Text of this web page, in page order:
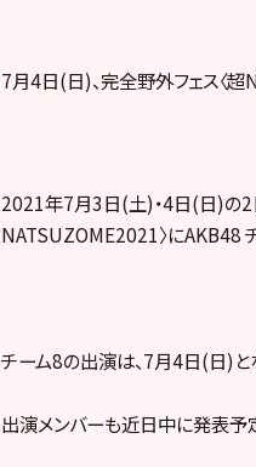
7月4日(日)、完全野外フェス〈
2021年7月3日(土)・4日(日)の2
NATSUZOME2021〉にAKB48
チーム8の出演は、7月4日(日)と
出演メンバーも近日中に発表予